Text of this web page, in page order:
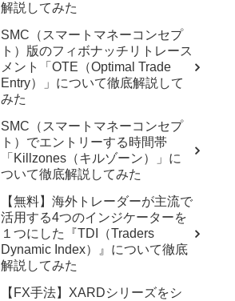
解説してみた
SMC（スマートマネーコンセプ
ト）版のフィボナッチリトレース
メント「OTE（Optimal Trade
Entry）」について徹底解説して
みた
SMC（スマートマネーコンセプ
ト）でエントリーする時間帯
「Killzones（キルゾーン）」に
ついて徹底解説してみた
【無料】海外トレーダーが主流で
活用する4つのインジケーターを
１つにした『TDI（Traders
Dynamic Index）』について徹底
解説してみた
【FX手法】XARDシリーズをシ